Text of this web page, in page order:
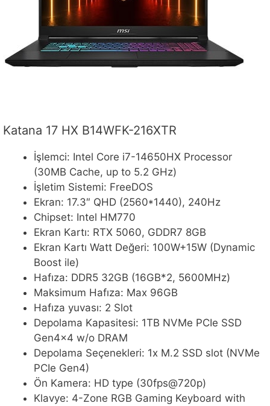
Katana 17 HX B14WFK-216XTR
İşlemci: Intel Core i7-14650HX Processor
(30MB Cache, up to 5.2 GHz)
İşletim Sistemi: FreeDOS
Ekran: 17.3″ QHD (2560*1440), 240Hz
Chipset: Intel HM770
Ekran Kartı: RTX 5060, GDDR7 8GB
Ekran Kartı Watt Değeri: 100W+15W (Dynamic
Boost ile)
Hafıza: DDR5 32GB (16GB*2, 5600MHz)
Maksimum Hafıza: Max 96GB
Hafıza yuvası: 2 Slot
Depolama Kapasitesi: 1TB NVMe PCIe SSD
Gen4x4 w/o DRAM
Depolama Seçenekleri: 1x M.2 SSD slot (NVMe
PCIe Gen4)
Ön Kamera: HD type (30fps@720p)
Klavye: 4-Zone RGB Gaming Keyboard with